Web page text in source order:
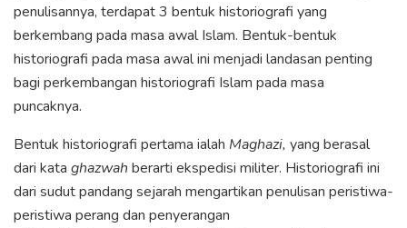
penulisannya, terdapat 3 bentuk historiografi yang
berkembang pada masa awal Islam. Bentuk-bentuk
historiografi pada masa awal ini menjadi landasan penting
bagi perkembangan historiografi Islam pada masa
puncaknya.
Bentuk historiografi pertama ialah Maghazi, yang berasal
dari kata ghazwah berarti ekspedisi militer. Historiografi ini
dari sudut pandang sejarah mengartikan penulisan peristiwa-
peristiwa perang dan penyerangan